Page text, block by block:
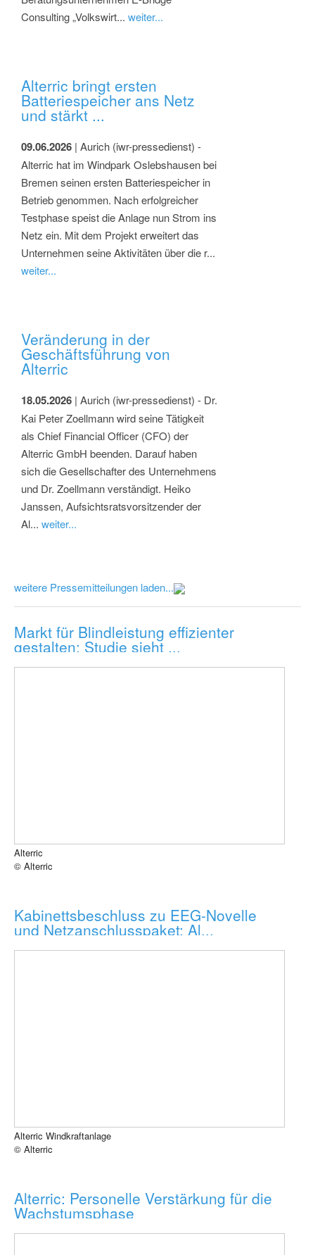
Consulting „Volkswirt... weiter...
Alterric bringt ersten
Batteriespeicher ans Netz
und stärkt ...
09.06.2026 | Aurich (iwr-pressedienst) -
Alterric hat im Windpark Oslebshausen bei
Bremen seinen ersten Batteriespeicher in
Betrieb genommen. Nach erfolgreicher
Testphase speist die Anlage nun Strom ins
Netz ein. Mit dem Projekt erweitert das
Unternehmen seine Aktivitäten über die r...
weiter...
Veränderung in der
Geschäftsführung von
Alterric
18.05.2026 | Aurich (iwr-pressedienst) - Dr.
Kai Peter Zoellmann wird seine Tätigkeit
als Chief Financial Officer (CFO) der
Alterric GmbH beenden. Darauf haben
sich die Gesellschafter des Unternehmens
und Dr. Zoellmann verständigt. Heiko
Janssen, Aufsichtsratsvorsitzender der
Al... weiter...
weitere Pressemitteilungen laden...
Markt für Blindleistung effizienter
gestalten: Studie sieht ...
Alterric
© Alterric
Kabinettsbeschluss zu EEG-Novelle
und Netzanschlusspaket: Al...
Alterric Windkraftanlage
© Alterric
Alterric: Personelle Verstärkung für die
Wachstumsphase